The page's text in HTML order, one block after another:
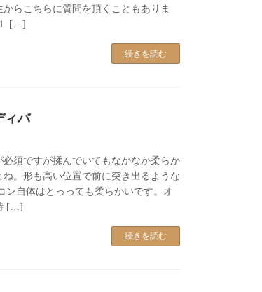
らこちらに質問を頂くこともありま
[…]
続きを読む
ィバ
須ですが揉んでいてもなかなか柔らか
。形も高い位置で前に突き出るような
ン自体はとっっても柔らかいです。オ
[…]
続きを読む